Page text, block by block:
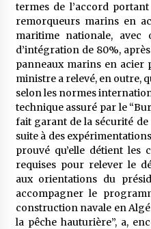
termes de l’accord
remorqueurs marins en
maritime nationale, avec
d’intégration de 80%,
panneaux marins en acier
ministre a relevé, en outre,
selon les normes
technique assuré par le
fait garant de la sécurité
suite à des
prouvé qu’elle détient les
requises pour relever le
aux orientations du
accompagner le
construction navale en
la pêche hauturière”, a,